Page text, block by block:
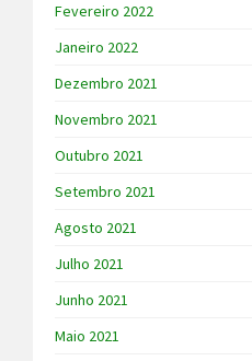
Fevereiro 2022
Janeiro 2022
Dezembro 2021
Novembro 2021
Outubro 2021
Setembro 2021
Agosto 2021
Julho 2021
Junho 2021
Maio 2021